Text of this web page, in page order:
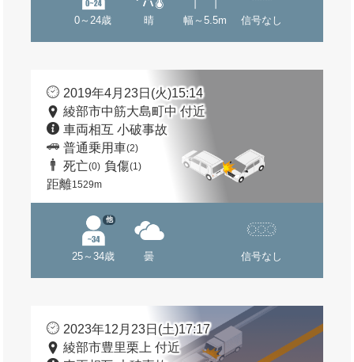
0～24歳 晴 幅～5.5m 信号なし
2019年4月23日(火)15:14
綾部市中筋大島町中 付近
車両相互 小破事故
普通乗用車(2)
死亡(0) 負傷(1)
距離1529m
25～34歳
他
曇 信号なし
2023年12月23日(土)17:17
綾部市豊里栗上 付近